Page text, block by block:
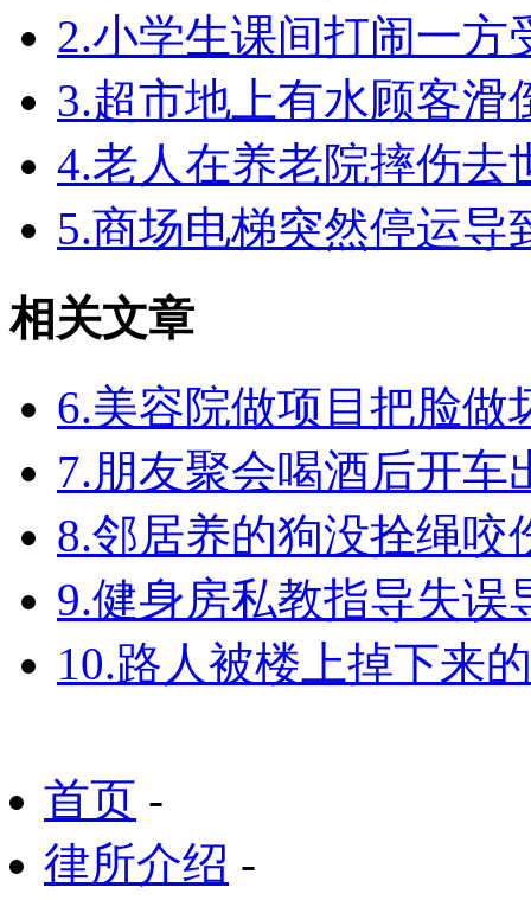
2.小学生课间打闹一
3.超市地上有水顾客
4.老人在养老院摔伤去
5.商场电梯突然停运
相关文章
6.美容院做项目把脸做
7.朋友聚会喝酒后开
8.邻居养的狗没拴绳
9.健身房私教指导失
10.路人被楼上掉下来
首页 -
律所介绍 -